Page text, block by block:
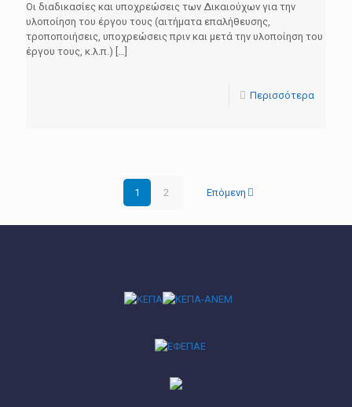
Οι διαδικασίες και υποχρεώσεις των Δικαιούχων για την
υλοποίηση του έργου τους (αιτήματα επαλήθευσης,
τροποποιήσεις, υποχρεώσεις πριν και μετά την υλοποίηση του
έργου τους, κ.λ.π.) […]
Περισσότερα
1 2 Επόμενη